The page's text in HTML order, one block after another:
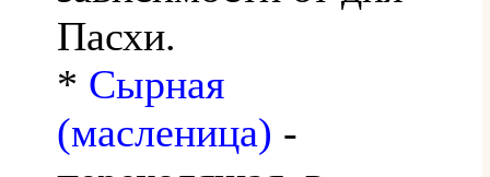
Пасхи.
* Сырная
(масленица) -